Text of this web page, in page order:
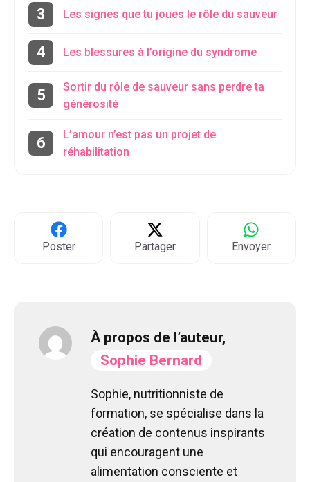
Les signes que tu joues le rôle du sauveur
Les blessures à l’origine du syndrome
Sortir du rôle de sauveur sans perdre ta
générosité
L’amour n’est pas un projet de
réhabilitation
Poster Partager Envoyer
À propos de l’auteur,
Sophie Bernard
Sophie, nutritionniste de
formation, se spécialise dans la
création de contenus inspirants
qui encouragent une
alimentation consciente et